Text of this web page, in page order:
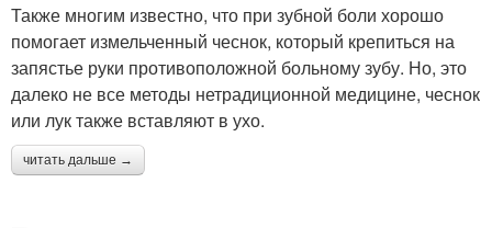
Также многим известно, что при зубной боли хорошо
помогает измельченный чеснок, который крепиться на
запястье руки противоположной больному зубу. Но, это
далеко не все методы нетрадиционной медицине, чеснок
или лук также вставляют в ухо.
читать дальше →